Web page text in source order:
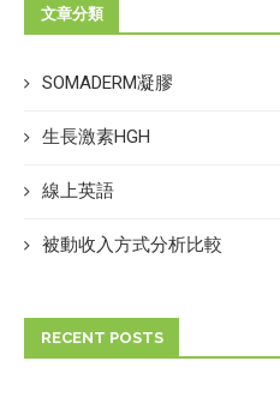
文章分類
SOMADERM凝膠
生長激素HGH
線上英語
被動收入方式分析比較
RECENT POSTS